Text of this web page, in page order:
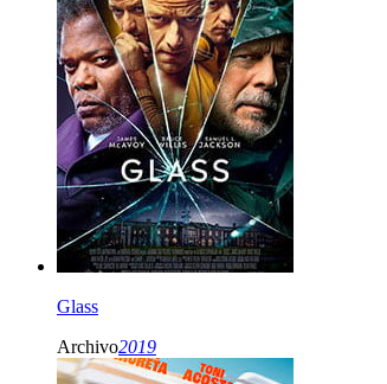
Glass
Archivo2019